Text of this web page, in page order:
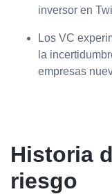
inversor en
Los VC
la
empresas
Historia
riesgo